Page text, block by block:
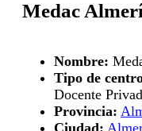
Medac
Nombre:
Tipo de
Docente
Provincia:
Ciudad: